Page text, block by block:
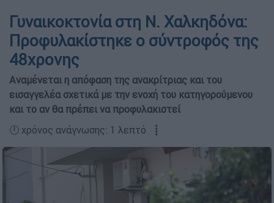
Γυναικοκτονία στη Ν. Χαλκηδόνα:
Προφυλακίστηκε ο σύντροφός της
48χρονης
Αναμένεται η απόφαση της ανακρίτριας και του
εισαγγελέα σχετικά με την ενοχή του κατηγορούμενου
και το αν θα πρέπει να προφυλακιστεί
🕛 χρόνος ανάγνωσης: 1 λεπτό ┋